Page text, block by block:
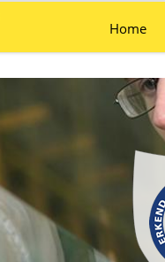
Home